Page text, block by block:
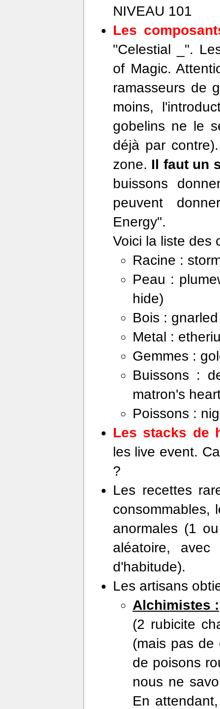
NIVEAU 101
Les
"Celestial _".
of Magic.
ramasseurs de
moins,
gobelins ne le
déjà par
zone. Il faut un
buissons
peuvent
Energy".
Voici la liste des
Racine :
Peau :
hide)
Bois :
Metal :
Gemmes :
Buissons :
matron's
Poissons :
Les stacks de
les live event.
?
Les recettes
consommables,
anormales (1
aléatoire,
d'habitude).
Les artisans
Alchimistes :
(2 rubicite
(mais pas de
de poisons
nous ne
En